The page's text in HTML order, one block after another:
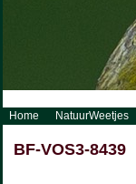
Home NatuurWeetjes
BF-VOS3-8439